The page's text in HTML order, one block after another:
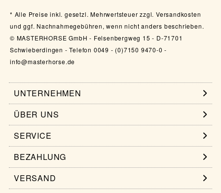
Alle Preise inkl. gesetzl. Mehrwertsteuer zzgl. Versandkosten
und ggf. Nachnahmegebühren, wenn nicht anders beschrieben.
© MASTERHORSE GmbH - Felsenbergweg 15 - D-71701
Schwieberdingen - Telefon 0049 - (0)7150 9470-0 -
info@masterhorse.de
UNTERNEHMEN
ÜBER UNS
SERVICE
BEZAHLUNG
VERSAND